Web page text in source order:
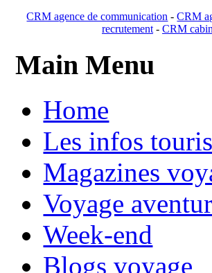
CRM agence de communication -CRM
recrutement- CRM
Main Menu
Home
Les infos
Magazines
Voyage
Week-end
Blogs voyage